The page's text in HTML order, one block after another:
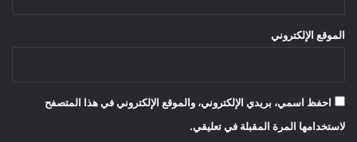
الموقع الإلكتروني
احفظ اسمي، بريدي الإلكتروني، والموقع الإلكتروني في هذا المتصفح
لاستخدامها المرة المقبلة في تعليقي.